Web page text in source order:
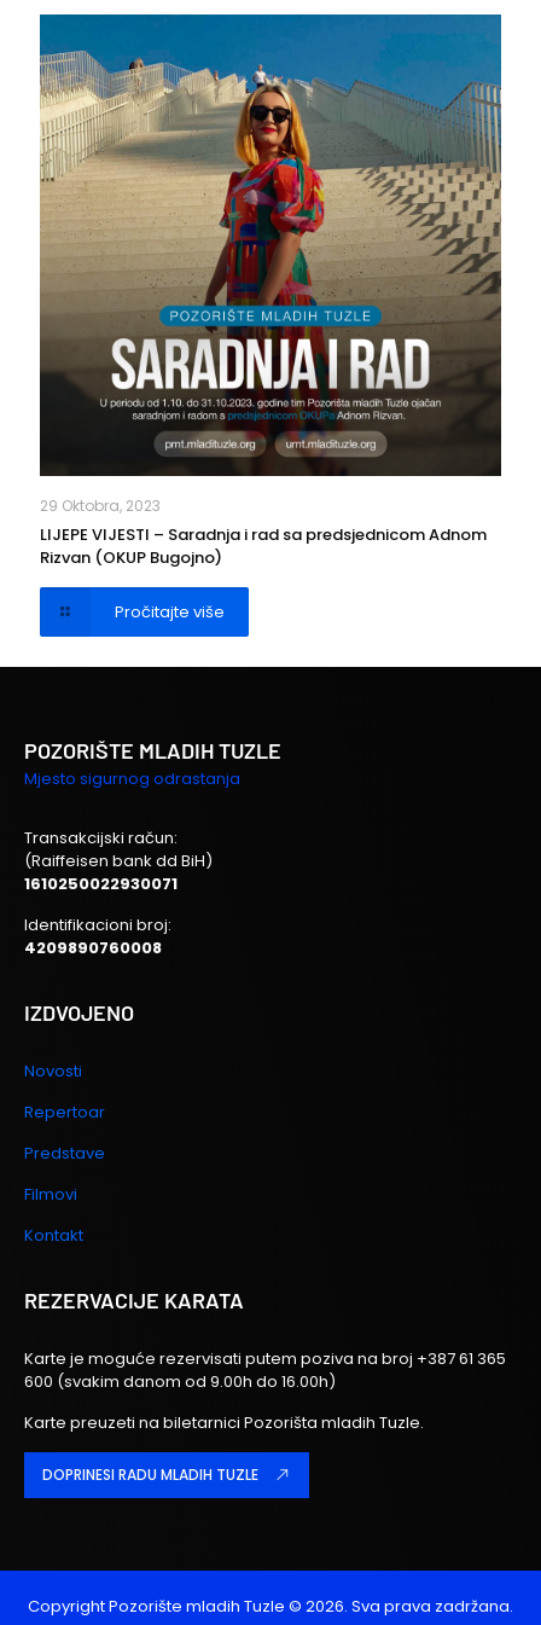
29 Oktobra, 2023
LIJEPE VIJESTI – Saradnja i rad sa predsjednicom Adnom
Rizvan (OKUP Bugojno)
Pročitajte više
POZORIŠTE MLADIH TUZLE
Mjesto sigurnog odrastanja
Transakcijski račun:
(Raiffeisen bank dd BiH)
1610250022930071
Identifikacioni broj:
4209890760008
IZDVOJENO
Novosti
Repertoar
Predstave
Filmovi
Kontakt
REZERVACIJE KARATA
Karte je moguće rezervisati putem poziva na broj +387 61 365
600 (svakim danom od 9.00h do 16.00h)
Karte preuzeti na biletarnici Pozorišta mladih Tuzle.
DOPRINESI RADU MLADIH TUZLE
CopyrightPozorište mladih Tuzle © 2026. Sva prava zadržana.